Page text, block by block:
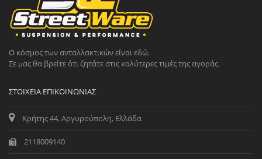
Ο κόσμος των ανταλλακτικών είναι εδώ.
Σε μας θα βρείτε ότι ζητάτε στις καλύτερες τιμές της αγοράς.
ΣΤΟΙΧΕΊΑ ΕΠΙΚΟΙΝΩΝΊΑΣ
Κρήτης 44, Αργυρούπολη, Ελλάδα
2118009140